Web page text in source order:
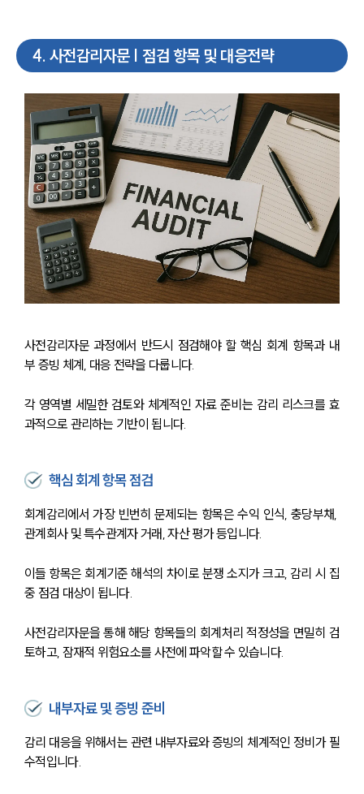
4. 사전감리자문 | 점검 항목 및 대응전략
사전감리자문 과정에서 반드시 점검해야 할 핵심 회계 항목과 내
부 증빙 체계, 대응 전략을 다룹니다.
각 영역별 세밀한 검토와 체계적인 자료 준비는 감리 리스크를 효
과적으로 관리하는 기반이 됩니다.
핵심 회계 항목 점검
회계감리에서 가장 빈번히 문제되는 항목은 수익 인식, 충당부채,
관계회사 및 특수관계자 거래, 자산 평가 등입니다.
이들 항목은 회계기준 해석의 차이로 분쟁 소지가 크고, 감리 시 집
중 점검 대상이 됩니다.
사전감리자문을 통해 해당 항목들의 회계처리 적정성을 면밀히 검
토하고, 잠재적 위험요소를 사전에 파악할 수 있습니다.
내부자료 및 증빙 준비
감리 대응을 위해서는 관련 내부자료와 증빙의 체계적인 정비가 필
수적입니다.